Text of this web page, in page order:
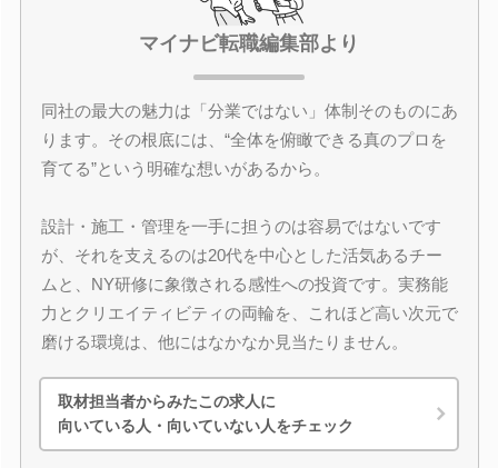
マイナビ転職編集部より
同社の最大の魅力は「分業ではない」体制そのものにあ
ります。その根底には、“全体を俯瞰できる真のプロを
育てる”という明確な想いがあるから。
設計・施工・管理を一手に担うのは容易ではないです
が、それを支えるのは20代を中心とした活気あるチー
ムと、NY研修に象徴される感性への投資です。実務能
力とクリエイティビティの両輪を、これほど高い次元で
磨ける環境は、他にはなかなか見当たりません。
取材担当者からみたこの求人に
向いている人・向いていない人をチェック